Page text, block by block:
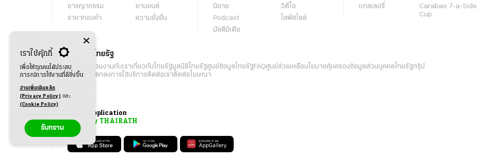
อาชญากรรม
ยานยนต์
ราคาทองคำ
ความยั่งยืน
นิยาย
วิดีโอ
Podcast
ไลฟ์สไตล์
มัลติมีเดีย
แกลเลอรี่
Carabao 7-a-Side
Cup
เกี่ยวกับไทยรัฐ
กิจกรรม ร่วมงานกับเราเกี่ยวกับไทยรัฐมูลนิธิไทยรัฐศูนย์ข้อมูลไทยรัฐFAQศูนย์ช่วยเหลือนโยบายคุ้มครองข้อมูลส่วนบุคคลไทยรัฐกรุ๊ป
เงื่อนไขข้อตกลงการใช้บริการติดต่อเราติดต่อโฆษณา
Application
My THAIRATH
เราใช้คุ้กกี้
เพื่อให้ทุกคนได้ประสบ
การณ์การใช้งานที่ดียิ่งขึ้น
อ่านเพิ่มเติมคลิก
(Privacy Policy) และ
(Cookie Policy)
รับทราบ